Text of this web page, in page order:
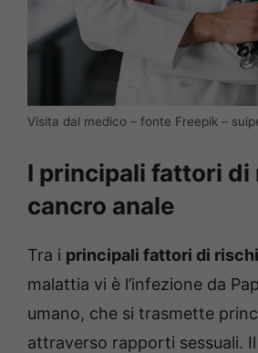
Visita dal medico – fonte Freepik –
I principali fattori di
cancro anale
Tra i principali fattori di
malattia vi è l’infezione da
umano, che si trasmette
attraverso rapporti sessuali.